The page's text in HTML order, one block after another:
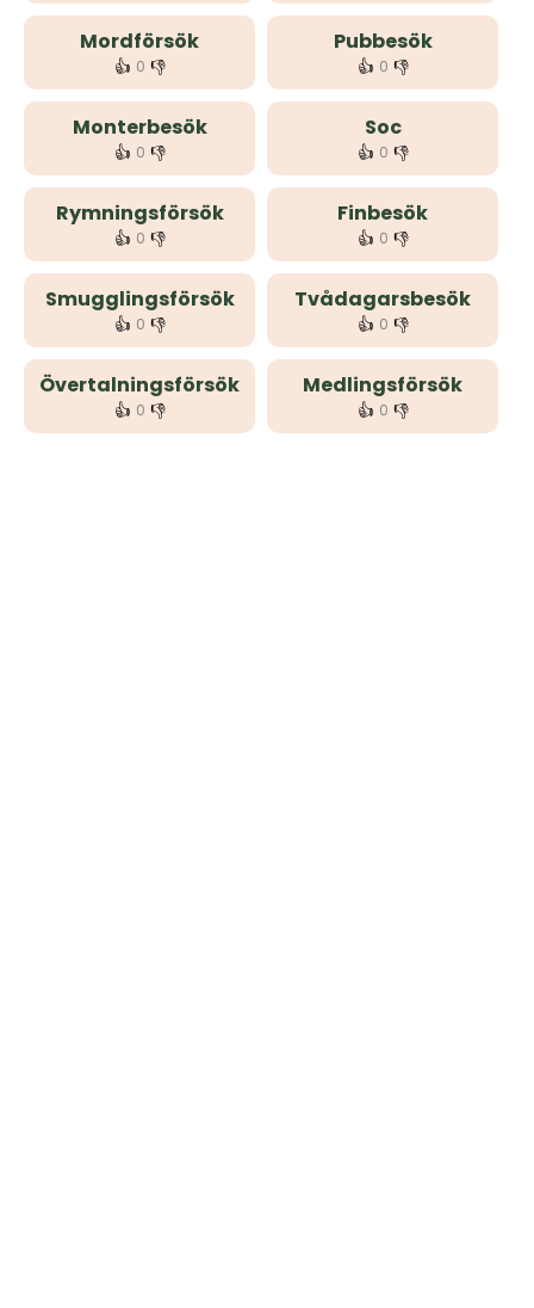
Mordförsök
👍 0 👎
Pubbesök
👍 0 👎
Monterbesök
👍 0 👎
Soc
👍 0 👎
Rymningsförsök
👍 0 👎
Finbesök
👍 0 👎
Smugglingsförsök
👍 0 👎
Tvådagarsbesök
👍 0 👎
Övertalningsförsök
👍 0 👎
Medlingsförsök
👍 0 👎